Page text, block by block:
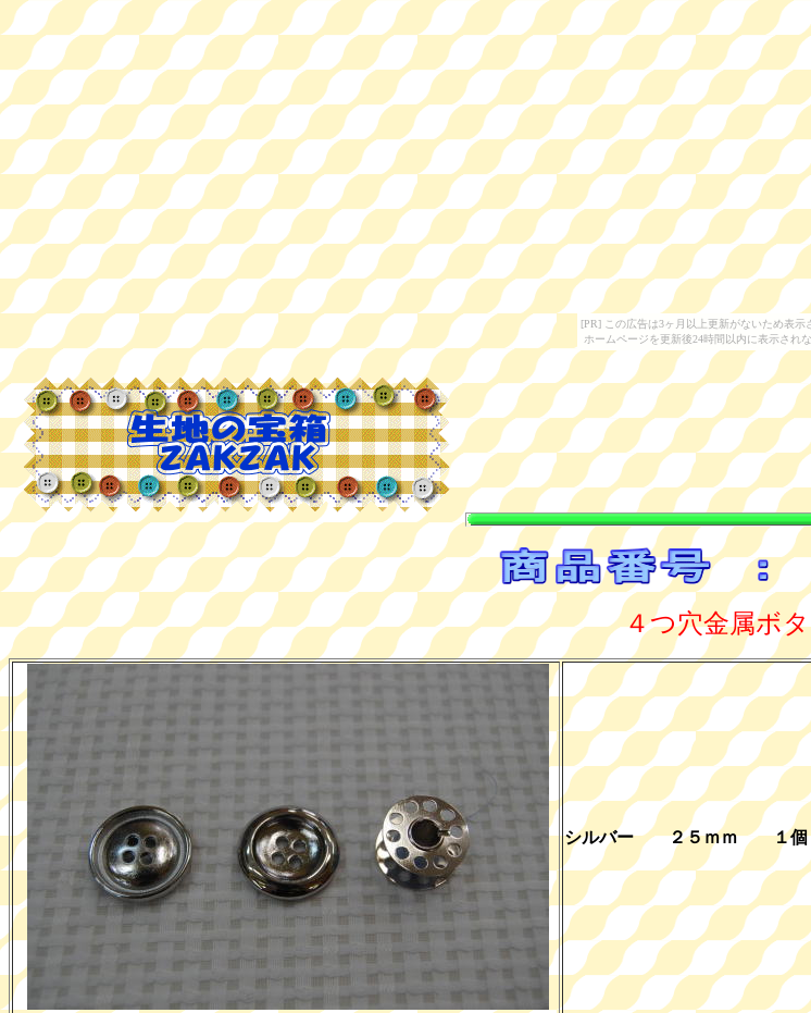
[PR] この広告は3ヶ月以上更新がないため表示
ホームページを更新後24時間以内に表示されな
４つ穴金属ボ
シルバー ２５ｍｍ １個